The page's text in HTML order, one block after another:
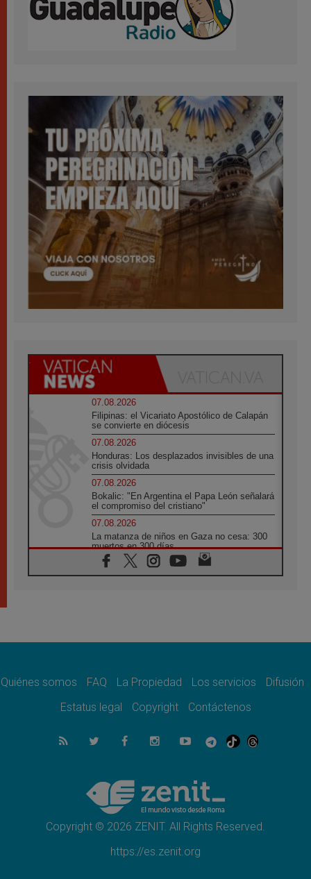
07.08.2026
Filipinas: el Vicariato Apostólico de Calapán
se convierte en diócesis
07.08.2026
Honduras: Los desplazados invisibles de una
crisis olvidada
07.08.2026
Bokalic: "En Argentina el Papa León señalará
el compromiso del cristiano"
07.08.2026
La matanza de niños en Gaza no cesa: 300
muertos en 300 días
07.08.2026
Tagle: La guerra desfigura el mundo, solo la
como misión al servicio del Evangelio
SIGNIS 2026, dar voz a las religiosas en el
07.08.2026
Lanzan un proyecto de empoderamiento
Programa oficial del Viaje Apostólico del
Papa León XIV a Francia
Quiénes somos FAQ La Propiedad Los servicios
Difusión
Estatus legal
Copyright Contáctenos
Copyright © 2026 ZENIT. All Rights Reserved.
https://es.zenit.org